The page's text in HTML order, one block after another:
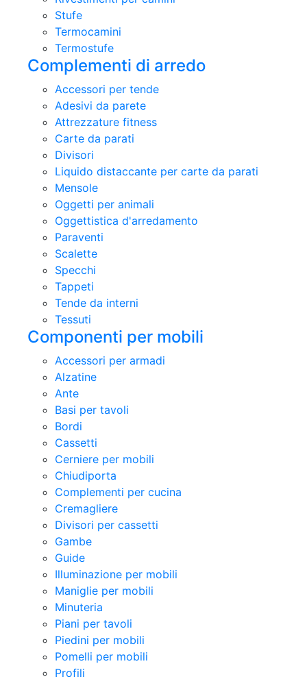
Stufe
Termocamini
Termostufe
Complementi di arredo
Accessori per tende
Adesivi da parete
Attrezzature fitness
Carte da parati
Divisori
Liquido distaccante per carte da parati
Mensole
Oggetti per animali
Oggettistica d'arredamento
Paraventi
Scalette
Specchi
Tappeti
Tende da interni
Tessuti
Componenti per mobili
Accessori per armadi
Alzatine
Ante
Basi per tavoli
Bordi
Cassetti
Cerniere per mobili
Chiudiporta
Complementi per cucina
Cremagliere
Divisori per cassetti
Gambe
Guide
Illuminazione per mobili
Maniglie per mobili
Minuteria
Piani per tavoli
Piedini per mobili
Pomelli per mobili
Profili